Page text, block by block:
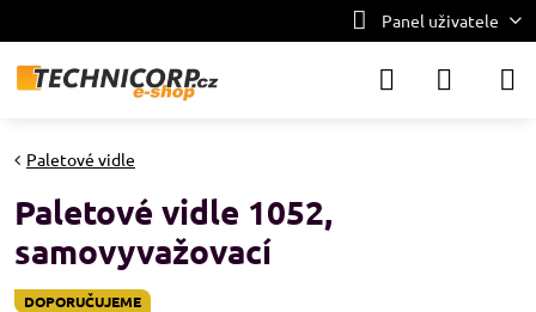
Panel uživatele
DOPORUČUJEME
Paletové vidle
Paletové vidle 1052,
samovyvažovací